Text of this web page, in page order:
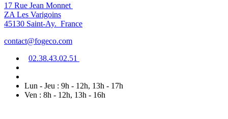
17 Rue Jean Monnet
ZA Les Varigoins
45130 Saint-Ay. France
contact@fogeco.com
02.38.43.02.51
Lun - Jeu : 9h - 12h, 13h - 17h
Ven : 8h - 12h, 13h - 16h